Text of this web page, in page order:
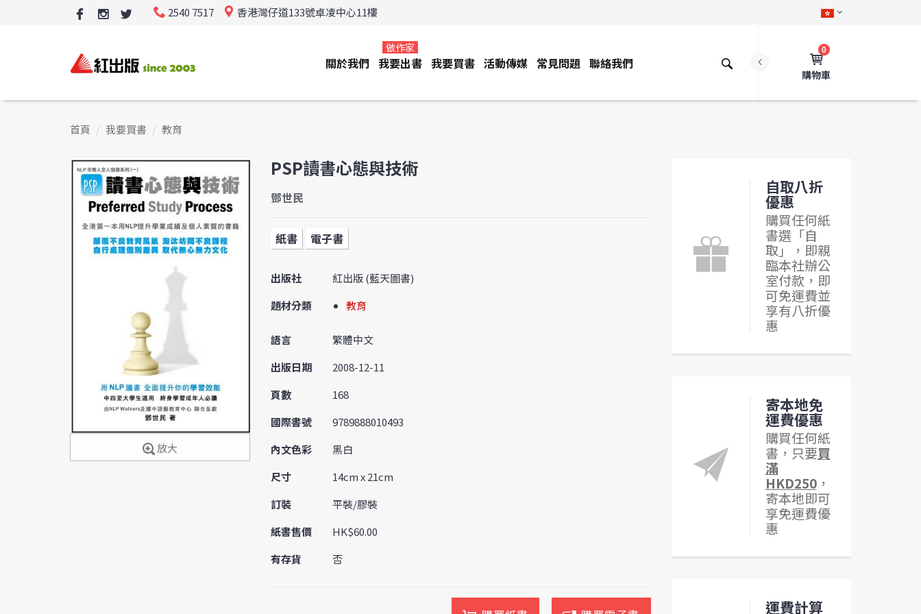
2540 7517 香港灣仔道133號卓凌中心11樓
0
購物車
關於我們 我要出書
做作家
我要買書 活動傳媒 常見問題 聯絡我們
首頁 我要買書 教育
放大
PSP讀書心態與技術
鄧世民
紙書 電子書
出版社
紅出版 (藍天圖書)
題材分類
教育
語言
繁體中文
出版日期
2008-12-11
頁數
168
國際書號
9789888010493
內文色彩
黑白
尺寸
14cm x 21cm
訂裝
平裝/膠裝
紙書售價
HK$60.00
有存貨
否
自取八折
優惠
購買任何紙
書選「自
取」，即親
臨本社辦公
室付款，即
可免運費並
享有八折優
惠
寄本地免
運費優惠
購買任何紙
書，只要買
滿
HKD250，
寄本地即可
享免運費優
惠
運費計算